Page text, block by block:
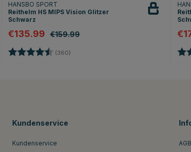
HANSBO SPORT
Reithelm HS MIPS Vision Glitzer
Schwarz
€135.99 €159.99
Bewertung: (360)
Kundenservice
Kundenservice AGB